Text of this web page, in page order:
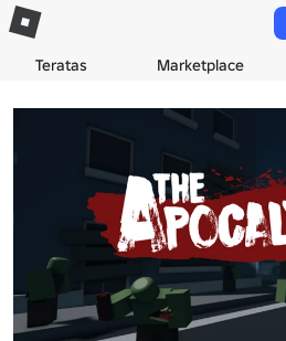
Teratas Marketplace